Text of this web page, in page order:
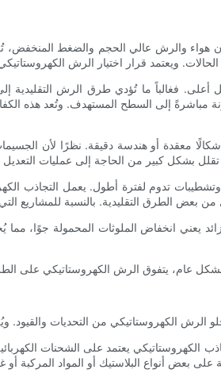
والرش عالي الحجم والضغط المنخفض، تُعدّ
أعلى. فغالباً ما تُؤدي طرق الرش
إلى السطح المستهدف. وتُعد هذه الكفاءة
معقدة أو هندسة دقيقة. نظرًا لأن
تدوم لفترة أطول. يعمل التجاذب
يعني انخفاض الملوثات المحمولة جوًا،
يعتمد على الشحنات